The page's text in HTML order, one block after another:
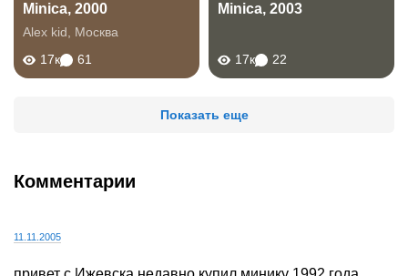
Minica, 2000
Alex kid
Москва
17к
61
Minica, 2003
17к 22
Показать еще
Комментарии
11.11.2005